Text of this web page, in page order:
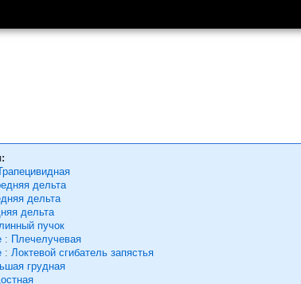
дельта
дельта
дельта
пучок
: Плечелучевая
: Локтевой сгибатель запястья
грудная